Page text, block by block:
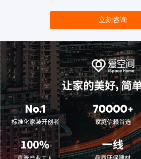
立刻咨询